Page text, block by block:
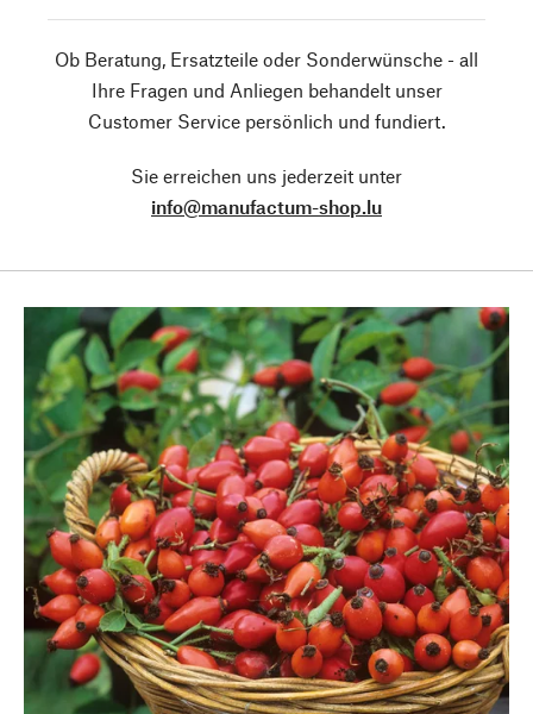
Ob Beratung, Ersatzteile oder Sonderwünsche - all
Ihre Fragen und Anliegen behandelt unser
Customer Service persönlich und fundiert.
Sie erreichen uns jederzeit unter
info@manufactum-shop.lu